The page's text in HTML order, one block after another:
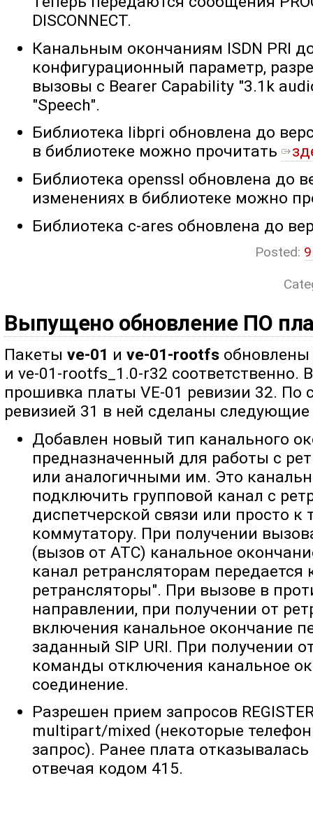
DISCONNECT.
Канальным окончаниям ISDN PRI
конфигурационный параметр,
вызовы с Bearer Capability "3.1k
"Speech".
Библиотека libpri обновлена до
в библиотеке можно прочитать
Библиотека openssl обновлена до
изменениях в библиотеке можно
Библиотека c-ares обновлена до
Posted:
Выпущено обновление ПО
Пакетыve-01 иve-01-rootfs обновлены
и ve-01-rootfs_1.0-r32 соответственно.
прошивка платы VE-01 ревизии 32.
ревизией 31 в ней сделаны
Добавлен новый тип канального
предназначенный для работы с
или аналогичными им. Это
подключить групповой канал с
диспетчерской связи или просто к
коммутатору. При получении
(вызов от АТС) канальное
канал ретрансляторам
ретрансляторы". При вызове в
направлении, при получении от
включения канальное окончание
заданный SIP URI. При получении
команды отключения канальное
соединение.
Разрешен прием запросов
multipart/mixed (некоторые
запрос). Ранее плата
отвечая кодом 415.